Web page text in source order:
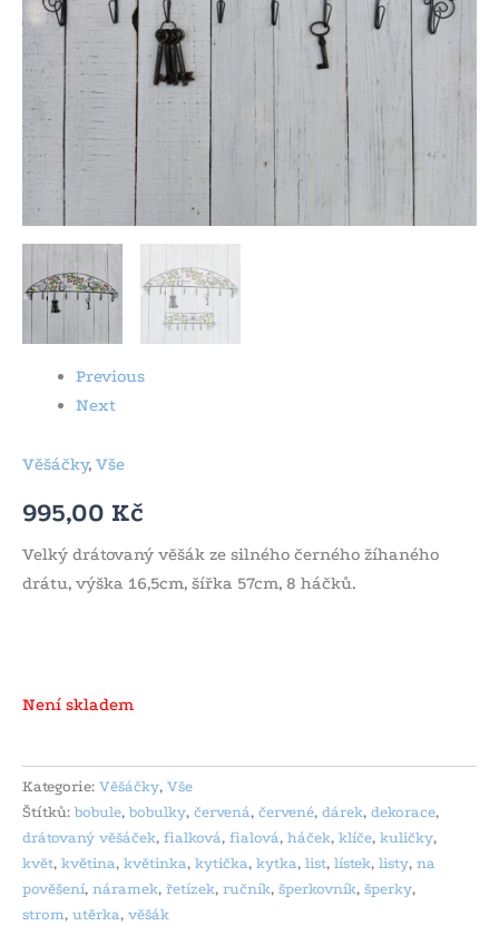
Previous
Next
Věšáčky, Vše
995,00 Kč
Velký drátovaný věšák ze silného černého žíhaného
drátu, výška 16,5cm, šířka 57cm, 8 háčků.
Není skladem
Kategorie: Věšáčky, Vše
Štítků:bobule,bobulky, červená, červené, dárek, dekorace,
drátovaný věšáček, fialková, fialová, háček, klíče, kuličky,
květ, květina, květinka, kytička, kytka, list, lístek, listy, na
pověšení, náramek, řetízek, ručník, šperkovník, šperky,
strom, utěrka, věšák